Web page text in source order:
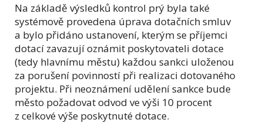
Na základě výsledků kontrol prý byla také
systémově provedena úprava dotačních smluv
a bylo přidáno ustanovení, kterým se příjemci
dotací zavazují oznámit poskytovateli dotace
(tedy hlavnímu městu) každou sankci uloženou
za porušení povinností při realizaci dotovaného
projektu. Při neoznámení udělení sankce bude
město požadovat odvod ve výši 10 procent
z celkové výše poskytnuté dotace.